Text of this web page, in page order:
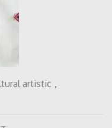
artistic